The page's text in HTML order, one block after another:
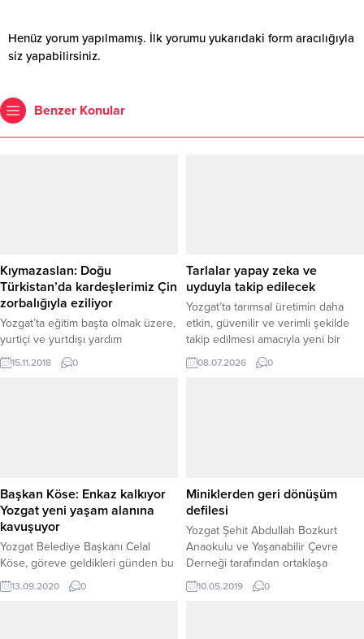
Henüz yorum yapılmamış. İlk yorumu yukarıdaki form aracılığıyla
siz yapabilirsiniz.
Benzer Konular
Kıymazaslan: Doğu
Türkistan’da kardeşlerimiz Çin
zorbalığıyla eziliyor
Yozgat’ta eğitim başta olmak üzere,
yurtiçi ve yurtdışı yardım
faaliyetlerini sürdüren Ümit
Derneği Başkanı Pehlül
zorbalığıyla eziliyor.”dedi.
15.11.2018 0
Tarlalar yapay zeka ve
uyduyla takip edilecek
Yozgat’ta tarımsal üretimin daha
etkin, güvenilir ve verimli şekilde
takip edilmesi amacıyla yeni bir
uygulama hayata geçiriliyor. Tarım
alanlarının yapay zeka destekli
yürütülen çalışma ile tarım
arazilerinin mevcut...
08.07.2026 0
Başkan Köse: Enkaz kalkıyor
Yozgat yeni yaşam alanına
kavuşuyor
Yozgat Belediye Başkanı Celal
Köse, göreve geldikleri günden bu
yana yoğun mesai harcadıkları ve
ihalesi TOKİ tarafından yapılan
13.09.2020 0
Miniklerden geri dönüşüm
defilesi
Yozgat Şehit Abdullah Bozkurt
Anaokulu ve Yaşanabilir Çevre
Derneği tarafından ortaklaşa
düzenlenen etkinlikte, minik
öğrenciler atık malzemelerden geri
10.05.2019 0